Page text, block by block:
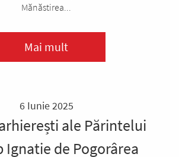
Mănăstirea...
Mai mult
6 Iunie 2025
ale Părintelui
Ignatie de Pogorârea